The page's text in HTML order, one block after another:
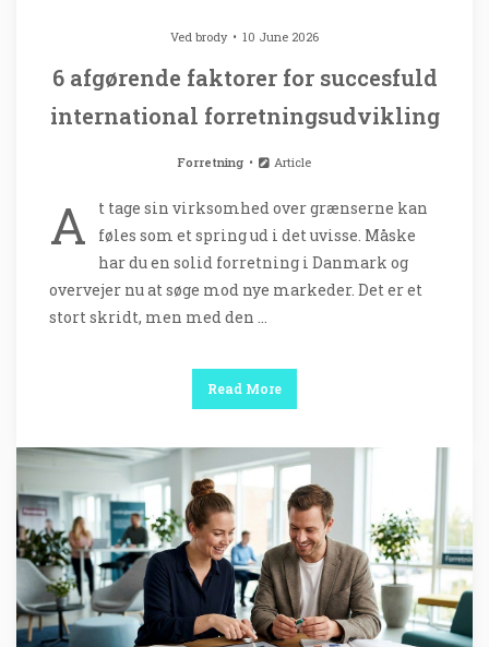
Ved brody 10 June 2026
6 afgørende faktorer for succesfuld
international forretningsudvikling
Forretning Article
A
t tage sin virksomhed over grænserne kan
føles som et spring ud i det uvisse. Måske
har du en solid forretning i Danmark og
overvejer nu at søge mod nye markeder. Det er et
stort skridt, men med den …
Read More